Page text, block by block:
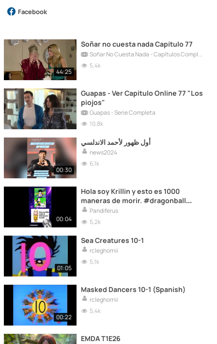
Facebook
44:25
Soñar no cuesta nada Capítulo 77
Soñar No Cuesta Nada - Capítulos Completos
5,4k
Guapas - Ver Capítulo Online 77 "Los
piojos"
Guapas - Serie Completa
10,8k
00:30
أول ظهور لأحمد الاندلسي
news2024
6,1k
00:04
Hola soy Krillin y esto es 1000
maneras de morir. #dragonball
#dbz #dbzmemes #anime
#memes
Pandiferus
5,2k
01:05
Sea Creatures 10-1
rcleghornii
5,1k
00:22
Masked Dancers 10-1 (Spanish)
rcleghornii
5,4k
EMDA T1E26